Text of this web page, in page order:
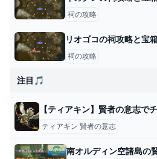
祠の攻略
リオゴコの祠攻略と宝
祠の攻略
注目🎵
ティアキン 賢者の意志